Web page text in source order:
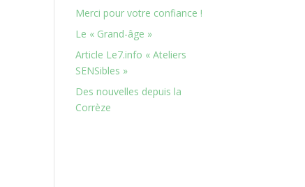
Merci pour votre confiance !
Le « Grand-âge »
Article Le7.info « Ateliers
SENSibles »
Des nouvelles depuis la
Corrèze